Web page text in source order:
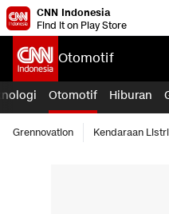
CNN Indonesia
Find it on Play Store
Otomotif
Otomotif Hiburan
Grennovation Kendaraan